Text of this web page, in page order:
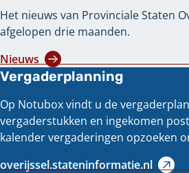
Het nieuws van Provinciale Staten
afgelopen drie maanden.
Nieuws
Vergaderplanning
Op Notubox vindt u de
vergaderstukken en ingekomen
kalender vergaderingen opzoeken
overijssel.stateninformatie.nl